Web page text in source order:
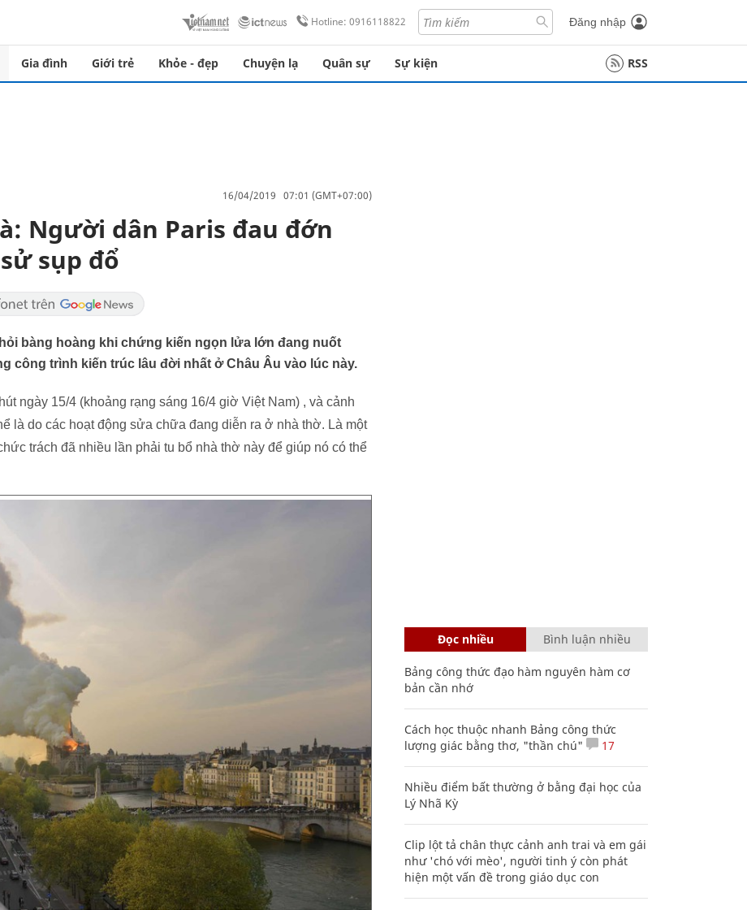
Hotline: 0916118822 Đăng nhập
Gia đình Giới trẻ Khỏe - đẹp Chuyện lạ Quân sự Sự kiện RSS
16/04/2019 07:01 (GMT+07:00)
Người dân Paris đau đớn
sụp đổ
bàng hoàng khi chứng kiến ngọn lửa lớn đang nuốt
công trình kiến trúc lâu đời nhất ở Châu Âu vào lúc này.
ngày 15/4 (khoảng rạng sáng 16/4 giờ Việt Nam) , và cảnh
là do các hoạt động sửa chữa đang diễn ra ở nhà thờ. Là một
trách đã nhiều lần phải tu bổ nhà thờ này để giúp nó có thể
Đọc nhiều Bình luận nhiều
Bảng công thức đạo hàm nguyên hàm cơ
bản cần nhớ
Cách học thuộc nhanh Bảng công thức
lượng giác bằng thơ, "thần chú"
17
Nhiều điểm bất thường ở bằng đại học của
Lý Nhã Kỳ
Clip lột tả chân thực cảnh anh trai và em gái
như 'chó với mèo', người tinh ý còn phát
hiện một vấn đề trong giáo dục con